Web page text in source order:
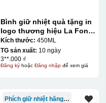
Bình giữ nhiệt quà tặng in
logo thương hiệu La Fonte
450ml KQ-BGN63
Kích thước: 450ML
TG sản xuất: 10 ngày
3**.000 ₫
Đăng kýhoặc Đăng nhậpđể xem giá
Phích giữ nhiệt hãng Rạng Đông